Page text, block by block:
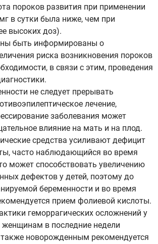
пороков развития при применении
в сутки была ниже, чем при
высоких доз).
быть информированы о
риска возникновения пороков
в связи с этим, проведения
не следует прерывать
лечение,
заболевания может
влияние на мать и на плод.
средства усиливают дефицит
часто наблюдающийся во время
может способствовать увеличению
дефектов у детей, поэтому до
беременности и во время
прием фолиевой кислоты.
геморрагических осложнений у
в последние недели
новорожденным рекомендуется